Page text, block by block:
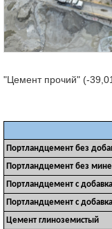
"Цемент прочий" (-
Портландцемент без
Портландцемент без
Портландцемент с
Портландцемент с
Цемент глиноземистый